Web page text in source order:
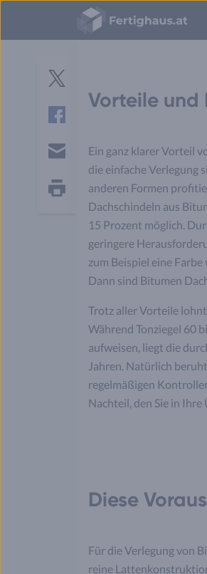
Fertighaus
Logo
Einfamilienhäuser
Zweifamilienhäuser
Doppelhäuser
Stadtvillen
Tiny Houses
Alle Haustypen
Fertighäuser
Blockhäuser
Modulhäuser
Containerhäuser
Hauspreise
Ausbaustufen
Baustile
Hausbau-Assistent
Jetzt bauen oder warten?
Richtwerte für Raumgrößen
Grundrissplaner im Vergleich
Bodenplatte Möglichkeiten
Richtwerte für Grundstücke
Tipps für kleine Grundstücke
Hausbau in Hanglage
Bodenklassen erklärt
Was kostet ein Haus?
Nebenkosten beim Hausbau
Hausangebote vergleichen
Eigenleistung Ersparnis
Anbieterauswahl
Gesetze & Versicherungen
Einzug & Wohnen
Hausbau-Erfahrungen
mail
gleichzeitig dafür sorgt,
Vorteile und
Ein ganz klarer Vorteil
die einfache Verlegung
anderen Formen
Dachschindeln aus
15 Prozent möglich.
geringere
zum Beispiel eine
Dann sind Bitumen
Trotz aller Vorteile
Während Tonziegel 60
aufweisen, liegt die
Jahren. Natürlich
regelmäßigen
Nachteil, den Sie in
Diese
Für die Verlegung von
reine